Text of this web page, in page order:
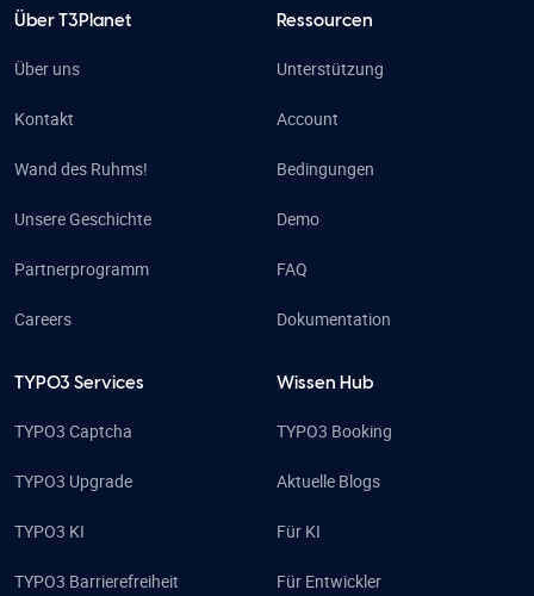
Über T3Planet
Über uns
Kontakt
Wand des Ruhms!
Unsere Geschichte
Partnerprogramm
Careers
Ressourcen
Unterstützung
Account
Bedingungen
Demo
FAQ
Dokumentation
TYPO3 Services
TYPO3 Captcha
TYPO3 Upgrade
TYPO3 KI
TYPO3 Barrierefreiheit
Wissen Hub
TYPO3 Booking
Aktuelle Blogs
Für KI
Für Entwickler